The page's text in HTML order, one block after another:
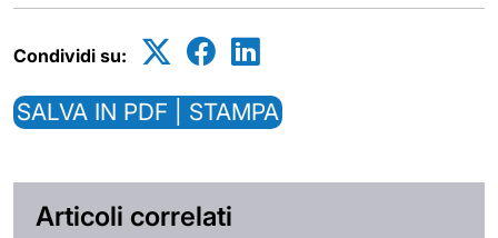
Condividi su:
SALVA IN PDF | STAMPA
Articoli correlati